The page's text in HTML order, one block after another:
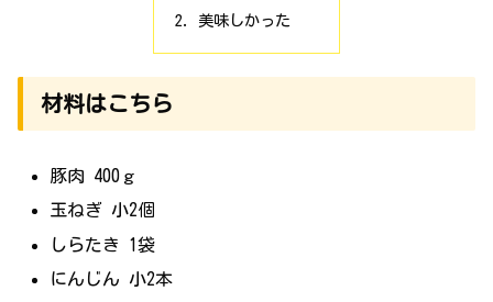
美味しかった
材料はこちら
豚肉 400ｇ
玉ねぎ 小2個
しらたき 1袋
にんじん 小2本